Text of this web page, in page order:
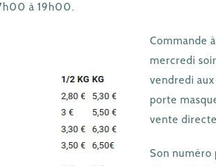
à 19h00.
Commande
mercredi
vendredi
porte
vente
Son numéro